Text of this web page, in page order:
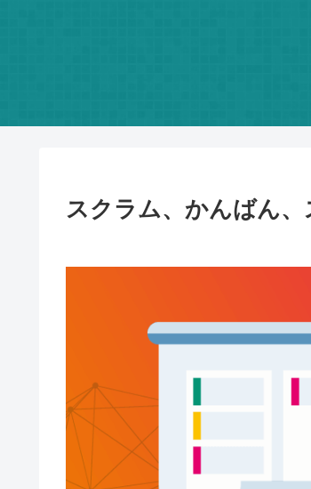
スクラム、かんばん